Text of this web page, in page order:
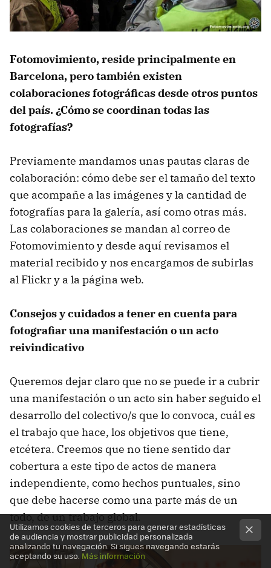
Fotomovimiento, reside principalmente en
Barcelona, pero también existen
colaboraciones fotográficas desde otros puntos
del país. ¿Cómo se coordinan todas las
fotografías?
Previamente mandamos unas pautas claras de
colaboración: cómo debe ser el tamaño del texto
que acompañe a las imágenes y la cantidad de
fotografías para la galería, así como otras más.
Las colaboraciones se mandan al correo de
Fotomovimiento y desde aquí revisamos el
material recibido y nos encargamos de subirlas
al Flickr y a la página web.
Consejos y cuidados a tener en cuenta para
fotografiar una manifestación o un acto
reivindicativo
Queremos dejar claro que no se puede ir a cubrir
una manifestación o un acto sin haber seguido el
desarrollo del colectivo/s que lo convoca, cuál es
el trabajo que hace, los objetivos que tiene,
etcétera. Creemos que no tiene sentido dar
cobertura a este tipo de actos de manera
independiente, como hechos puntuales, sino
que debe hacerse como una parte más de un
todo, de un trabajo global.
Utilizamos cookies de terceros para generar estadísticas
de audiencia y mostrar publicidad personalizada
analizando tu navegación. Si sigues navegando estarás
aceptando su uso. Más información